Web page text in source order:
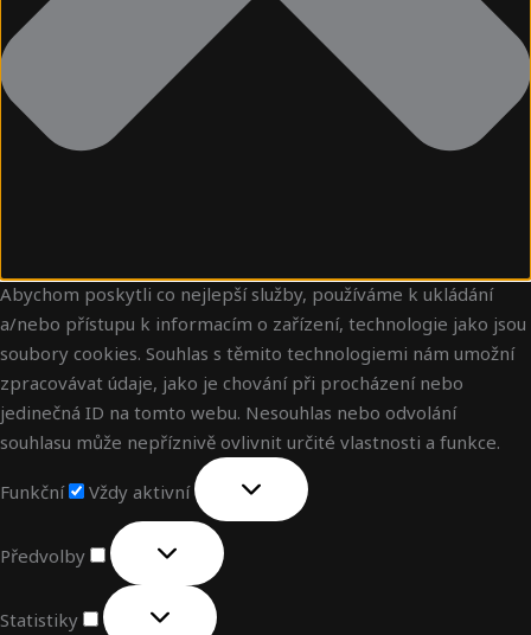
Abychom poskytli co nejlepší služby, používáme k ukládání
a/nebo přístupu k informacím o zařízení, technologie jako jsou
soubory cookies. Souhlas s těmito technologiemi nám umožní
zpracovávat údaje, jako je chování při procházení nebo
jedinečná ID na tomto webu. Nesouhlas nebo odvolání
souhlasu může nepříznivě ovlivnit určité vlastnosti a funkce.
Funkční Vždy aktivní
Předvolby
Statistiky